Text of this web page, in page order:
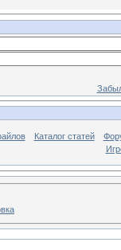
Каталог статей